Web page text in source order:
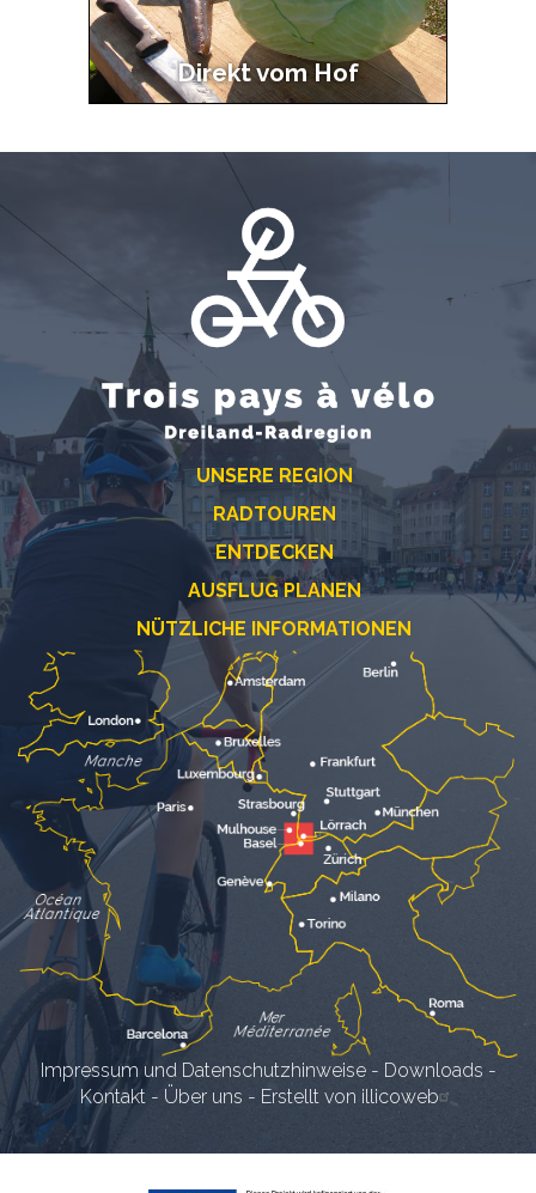
Direkt vom Hof
UNSERE REGION
RADTOUREN
ENTDECKEN
AUSFLUG PLANEN
NÜTZLICHE INFORMATIONEN
Impressum und Datenschutzhinweise- Downloads -
Kontakt - Über uns - Erstellt von illicoweb